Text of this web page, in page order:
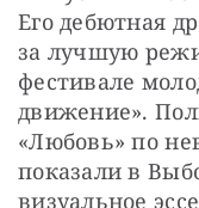
Его дебютная
за лучшую
фестивале
движение».
«Любовь» по
показали в
визуальное